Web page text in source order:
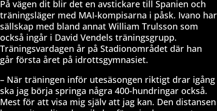
På vägen dit blir det en avstickare till Spanien och
träningsläger med MAI-kompisarna i påsk. Ivano har
sällskap med bland annat William Trulsson som
också ingår i David Vendels träningsgrupp.
Träningsvardagen år på Stadionområdet där han
går första året på idrottsgymnasiet.
– När träningen inför utesäsongen riktigt drar igång
ska jag börja springa några 400-hundringar också.
Mest för att visa mig själv att jag kan. Den distansen